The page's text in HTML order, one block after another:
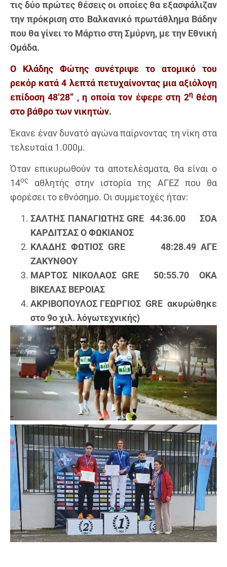
τις δύο πρώτες θέσεις οι οποίες θα εξασφάλιζαν
την πρόκριση στο Βαλκανικό πρωτάθλημα Βάδην
που θα γίνει το Μάρτιο στη Σμύρνη, με την Εθνική
Ομάδα.
Ο Κλάδης Φώτης συνέτριψε το ατομικό του
ρεκόρ κατά 4 λεπτά πετυχαίνοντας μια αξιόλογη
επίδοση 48’28’’ , η οποία τον έφερε στη 2ηθέση
στο βάθρο των νικητών.
Έκανε έναν δυνατό αγώνα παίρνοντας τη νίκη στα
τελευταία 1.000μ.
Όταν επικυρωθούν τα αποτελέσματα, θα είναι ο
14ος
αθλητής στην ιστορία της ΑΓΕΖ που θα
φορέσει το εθνόσημο. Οι συμμετοχές ήταν:
ΣΑΛΤΗΣ ΠΑΝΑΓΙΩΤΗΣ GRE 44:36.00 ΣΟΑ
ΚΑΡΔΙΤΣΑΣ Ο ΦΩΚΙΑΝΟΣ
ΚΛΑΔΗΣ ΦΩΤΙΟΣ GRE 48:28.49 ΑΓΕ
ΖΑΚΥΝΘΟΥ
ΜΑΡΤΟΣ ΝΙΚΟΛΑΟΣ GRE 50:55.70 ΟΚΑ
ΒΙΚΕΛΑΣ ΒΕΡΟΙΑΣ
ΑΚΡΙΒΟΠΟΥΛΟΣ ΓΕΩΡΓΙΟΣ GRE ακυρώθηκε
στο 9ο χιλ. λόγωτεχνικής)